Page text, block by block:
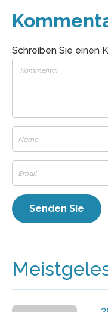
Schreiben Sie einen